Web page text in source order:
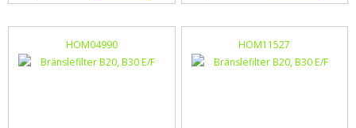
HOM04990 HOM11527